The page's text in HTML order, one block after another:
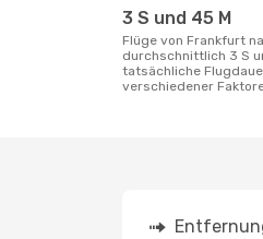
3 S und 45 M
Flüge von Frankfurt nach Leros dauern
durchschnittlich 3 S
tatsächliche
verschiedener